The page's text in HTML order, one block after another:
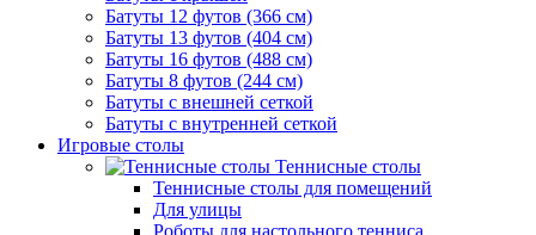
Батуты 12 футов (366 см)
Батуты 13 футов (404 см)
Батуты 16 футов (488 см)
Батуты 8 футов (244 см)
Батуты с внешней сеткой
Батуты с внутренней сеткой
Игровые столы
Теннисные столы
Теннисные столы для помещений
Для улицы
Роботы для настольного тенниса